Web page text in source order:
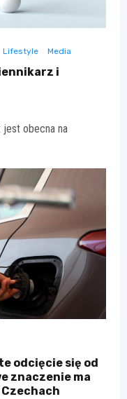
Lifestyle Media
i
jest obecna na
odcięcie się od
znaczenie ma